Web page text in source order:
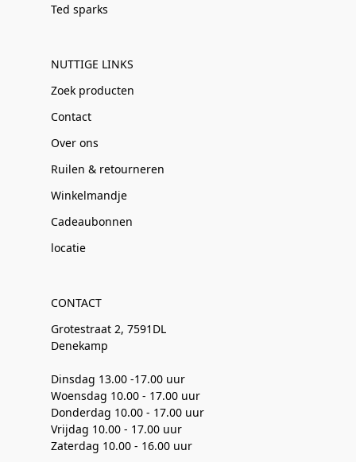
Ted sparks
NUTTIGE LINKS
Zoek producten
Contact
Over ons
Ruilen & retourneren
Winkelmandje
Cadeaubonnen
locatie
CONTACT
Grotestraat 2, 7591DL
Denekamp
Dinsdag 13.00 -17.00 uur
Woensdag 10.00 - 17.00 uur
Donderdag 10.00 - 17.00 uur
Vrijdag 10.00 - 17.00 uur
Zaterdag 10.00 - 16.00 uur